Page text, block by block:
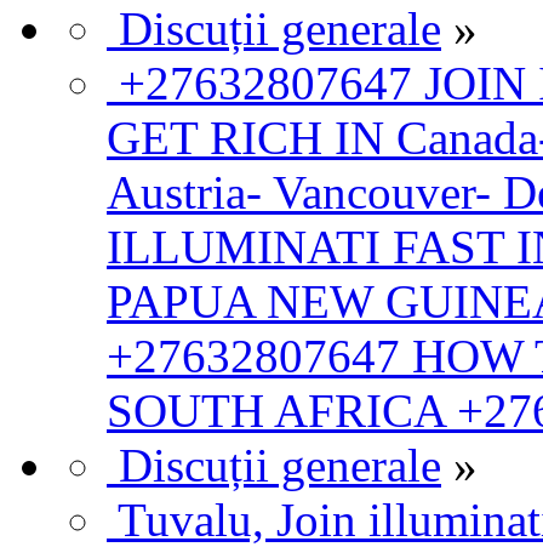
Discuții generale »
+27632807647
GET RICH IN
Austria- Vancouver-
ILLUMINATI FAST
PAPUA NEW
+27632807647
SOUTH AFRICA
Discuții generale »
Tuvalu, Join